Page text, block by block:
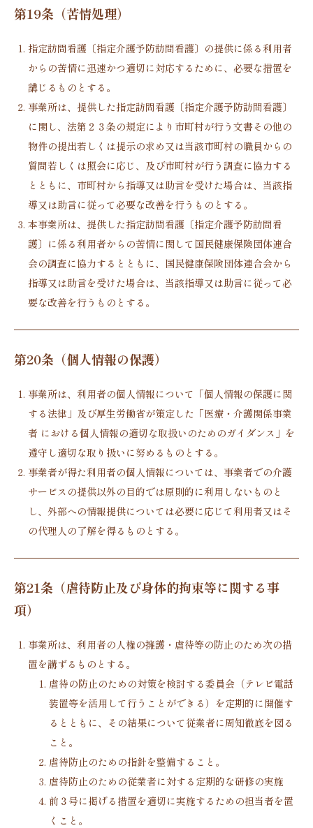
第19条（苦情処理）
指定訪問看護〔指定介護予防訪問看護〕の提供に係る利用者
からの苦情に迅速かつ適切に対応するために、必要な措置を
講じるものとする。
事業所は、提供した指定訪問看護〔指定介護予防訪問看護〕
に関し、法第２３条の規定により市町村が行う文書その他の
物件の提出若しくは提示の求め又は当該市町村の職員からの
質問若しくは照会に応じ、及び市町村が行う調査に協力する
とともに、市町村から指導又は助言を受けた場合は、当該指
導又は助言に従って必要な改善を行うものとする。
本事業所は、提供した指定訪問看護〔指定介護予防訪問看
護〕に係る利用者からの苦情に関して国民健康保険団体連合
会の調査に協力するとともに、国民健康保険団体連合会から
指導又は助言を受けた場合は、当該指導又は助言に従って必
要な改善を行うものとする。
第20条（個人情報の保護）
事業所は、利用者の個人情報について「個人情報の保護に関
する法律」及び厚生労働省が策定した「医療・介護関係事業
者 における個人情報の適切な取扱いのためのガイダンス」を
遵守し適切な取り扱いに努めるものとする。
事業者が得た利用者の個人情報については、事業者での介護
サービスの提供以外の目的では原則的に利用しないものと
し、外部への情報提供については必要に応じて利用者又はそ
の代理人の了解を得るものとする。
第21条（虐待防止及び身体的拘束等に関する事
項）
事業所は、利用者の人権の擁護・虐待等の防止のため次の措
置を講ずるものとする。
虐待の防止のための対策を検討する委員会（テレビ電話
装置等を活用して行うことができる）を定期的に開催す
るとともに、その結果について従業者に周知徹底を図る
こと。
虐待防止のための指針を整備すること。
虐待防止のための従業者に対する定期的な研修の実施
前３号に掲げる措置を適切に実施するための担当者を置
くこと。